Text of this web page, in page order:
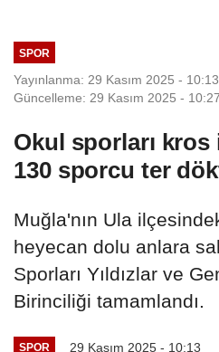
SPOR
Yayınlanma: 29 Kasım 2025 - 10:13
Güncelleme: 29 Kasım 2025 - 10:27
Okul sporları
130 sporcu ter
Muğla'nın Ula
heyecan dolu anlara
Sporları Yıldızlar ve
Birinciliği tamamlandı.
SPOR 29 Kasım 2025 - 10:13